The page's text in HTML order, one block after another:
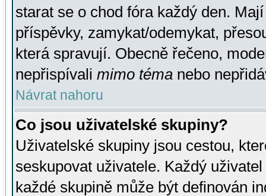
starat se o chod fóra každý den.
příspěvky, zamykat/odemykat,
která spravují. Obecně řečeno,
nepřispívali mimo téma nebo
Návrat nahoru
Co jsou uživatelské skupiny?
Uživatelské skupiny jsou cestou,
seskupovat uživatele. Každý
každé skupině může být definován